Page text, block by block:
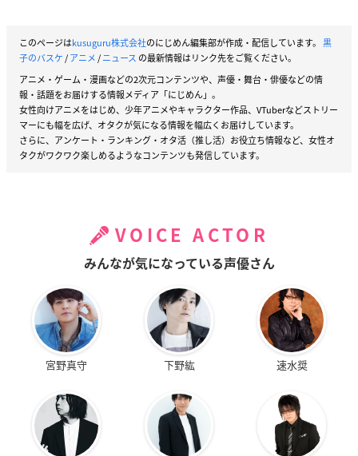
このページはkusuguru株式会社のにじめん編集部が作成・配信しています。 黒
子のバスケ/アニメ/ニュース の最新情報はリンク先をご覧ください。
アニメ・ゲーム・漫画などの2次元コンテンツや、声優・舞台・俳優などの情
報・話題をお届けする情報メディア「にじめん」。
女性向けアニメをはじめ、少年アニメやキャラクター作品、VTuberなどストリー
マーにも幅を広げ、オタクが気になる情報を幅広くお届けしています。
さらに、アンケート・ランキング・オタ活（推し活）お役立ち情報など、女性オ
タクがワクワク楽しめるようなコンテンツも発信しています。
VOICE ACTOR
みんなが気になっている声優さん
宮野真守 下野紘 速水奨